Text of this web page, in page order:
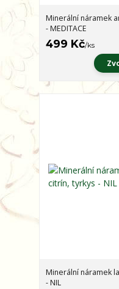
Minerální náramek
- MEDITACE
499 Kč/ks
Minerální náramek
- NIL